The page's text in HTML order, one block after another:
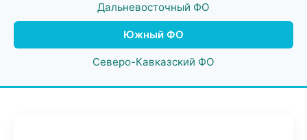
Дальневосточный ФО
Южный ФО
Северо-Кавказский ФО